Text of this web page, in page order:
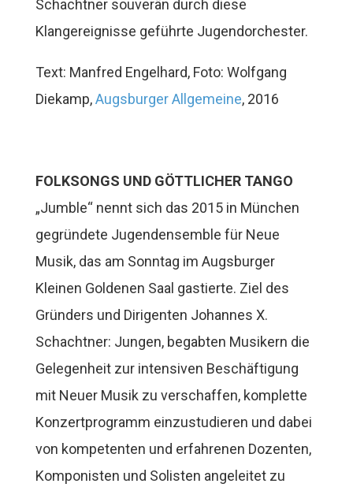
Schachtner souverän durch diese
Klangereignisse geführte Jugendorchester.
Text: Manfred Engelhard, Foto: Wolfgang
Diekamp,Augsburger Allgemeine, 2016
FOLKSONGS UND GÖTTLICHER TANGO
„Jumble“ nennt sich das 2015 in München
gegründete Jugendensemble für Neue
Musik, das am Sonntag im Augsburger
Kleinen Goldenen Saal gastierte. Ziel des
Gründers und Dirigenten Johannes X.
Schachtner: Jungen, begabten Musikern die
Gelegenheit zur intensiven Beschäftigung
mit Neuer Musik zu verschaffen, komplette
Konzertprogramm einzustudieren und dabei
von kompetenten und erfahrenen Dozenten,
Komponisten und Solisten angeleitet zu